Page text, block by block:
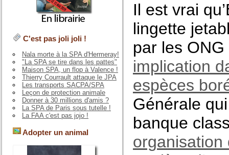
C'est pas joli joli !
Nala morte à la SPA d'Hermeray!
"La SPA se tire dans les pattes"
Maison SPA, un flop à Valence !
Thierry Courrault attaque le JPA
Les transports SACPA/SPA
Leçon de protection animale
Donner à 30 millions d'amis ?
La SPA de Paris sous tutelle !
La FAA c'est pas jojo !
Adopter un animal
Il est vrai
lingette
par les
implication
espèces
Générale
banque
organisation